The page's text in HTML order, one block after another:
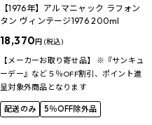
【1976年】アルマニャック ラフォン
タン ヴィンテージ1976 200ml
18,370円 (税込)
【メーカーお取り寄せ品】 ※『サンキュ
ーデー』など５％OFF割引、ポイント進
呈対象外商品となります
配送のみ 5％OFF除外品